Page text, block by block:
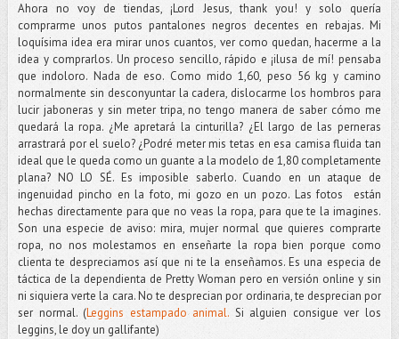
Ahora no voy de tiendas, ¡Lord Jesus, thank you! y solo quería
comprarme unos putos pantalones negros decentes en rebajas. Mi
loquísima idea era mirar unos cuantos, ver como quedan, hacerme a la
idea y comprarlos. Un proceso sencillo, rápido e ¡ilusa de mí! pensaba
que indoloro. Nada de eso. Como mido 1,60, peso 56 kg y camino
normalmente sin desconyuntar la cadera, dislocarme los hombros para
lucir jaboneras y sin meter tripa, no tengo manera de saber cómo me
quedará la ropa. ¿Me apretará la cinturilla? ¿El largo de las perneras
arrastrará por el suelo? ¿Podré meter mis tetas en esa camisa fluida tan
ideal que le queda como un guante a la modelo de 1,80 completamente
plana? NO LO SÉ. Es imposible saberlo. Cuando en un ataque de
ingenuidad pincho en la foto, mi gozo en un pozo. Las fotos están
hechas directamente para que no veas la ropa, para que te la imagines.
Son una especie de aviso: mira, mujer normal que quieres comprarte
ropa, no nos molestamos en enseñarte la ropa bien porque como
clienta te despreciamos así que ni te la enseñamos. Es una especia de
táctica de la dependienta de Pretty Woman pero en versión online y sin
ni siquiera verte la cara. No te desprecian por ordinaria, te desprecian por
ser normal. (Leggins estampado animal. Si alguien consigue ver los
leggins, le doy un gallifante)